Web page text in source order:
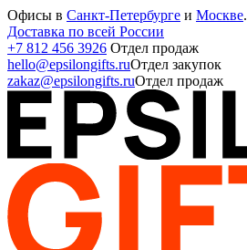
Офисы в Санкт-Петербурге и Москве.
Доставка по всей России
+7 812 456 3926 Отдел продаж
hello@epsilongifts.ruОтдел закупок
zakaz@epsilongifts.ruОтдел продаж